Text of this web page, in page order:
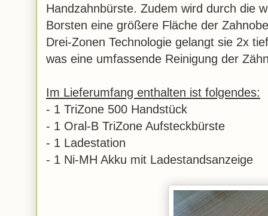
Handzahnbürste. Zudem wird durch die
Borsten eine größere Fläche der
Drei-Zonen Technologie gelangt sie 2x
was eine umfassende Reinigung der
Im Lieferumfang enthalten ist folgendes:
- 1 TriZone 500 Handstück
- 1 Oral-B TriZone Aufsteckbürste
- 1 Ladestation
- 1 Ni-MH Akku mit Ladestandsanzeige